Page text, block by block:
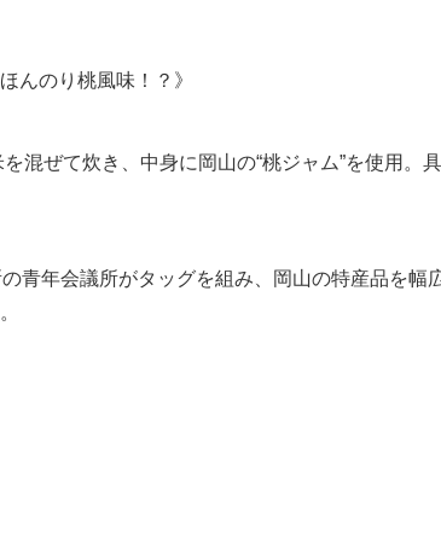
んのり桃風味！？》
混ぜて炊き、中身に岡山の“桃ジャム”を使用。
青年会議所がタッグを組み、岡山の特産品を幅